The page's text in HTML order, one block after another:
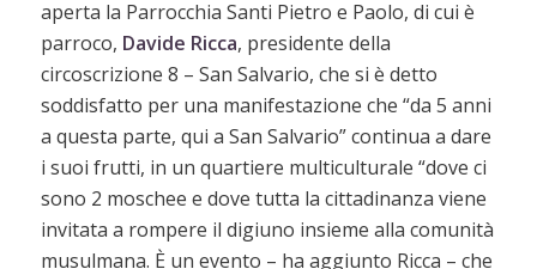
aperta la Parrocchia Santi Pietro e Paolo, di cui è
parroco, Davide Ricca, presidente della
circoscrizione 8 – San Salvario, che si è detto
soddisfatto per una manifestazione che “da 5 anni
a questa parte, qui a San Salvario” continua a dare
i suoi frutti, in un quartiere multiculturale “dove ci
sono 2 moschee e dove tutta la cittadinanza viene
invitata a rompere il digiuno insieme alla comunità
musulmana. È un evento – ha aggiunto Ricca – che